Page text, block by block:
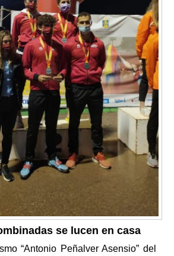
se lucen en casa
“Antonio Peñalver Asensio” del